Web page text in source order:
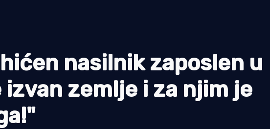
nasilnik zaposlen u
zemlje i za njim je